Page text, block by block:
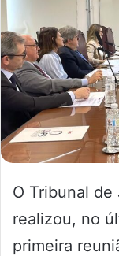
O Tribunal de
realizou, no
primeira